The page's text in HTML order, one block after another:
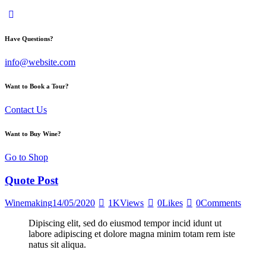
Have Questions?
info@website.com
Want to Book a Tour?
Contact Us
Want to Buy Wine?
Go to Shop
Quote Post
Winemaking14/05/2020 1KViews 0Likes 0Comments
Dipiscing elit, sed do eiusmod tempor incid idunt ut
labore adipiscing et dolore magna minim totam rem iste
natus sit aliqua.